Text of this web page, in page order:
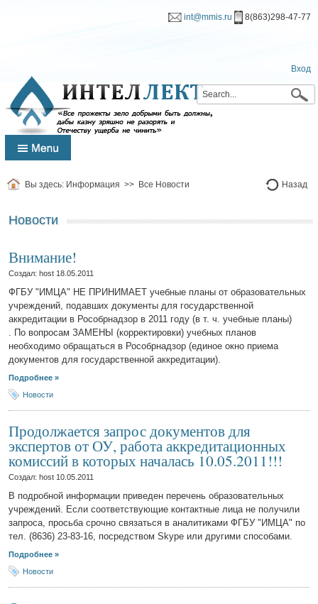
int@mmis.ru 8(863)298-47-77
Вход
Вы здесь: Информация >> Все Новости Назад
Новости
Внимание!
Создал: host 18.05.2011
ФГБУ "ИМЦА" НЕ ПРИНИМАЕТ учебные планы от образовательных
учреждений, подавших документы для государственной
аккредитации в Рособрнадзор в 2011 году (в т. ч. учебные планы)
. По вопросам ЗАМЕНЫ (корректировки) учебных планов
необходимо обращаться в Рособрнадзор (единое окно приема
документов для государственной аккредитации).
Подробнее »
Новости
Продолжается запрос документов для
экспертов от ОУ, работа аккредитационных
комиссий в которых началась 10.05.2011!!!
Создал: host 10.05.2011
В подробной информации приведен перечень образовательных
учреждений. Если соответствующие контактные лица не получили
запроса, просьба срочно связаться в аналитиками ФГБУ "ИМЦА" по
тел. (8636) 23-83-16, посредством Skype или другими способами.
Подробнее »
Новости